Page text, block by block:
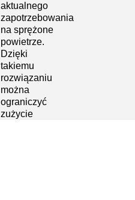
aktualnego
zapotrzebowania
na sprężone
powietrze.
Dzięki
takiemu
rozwiązaniu
można
ograniczyć
zużycie